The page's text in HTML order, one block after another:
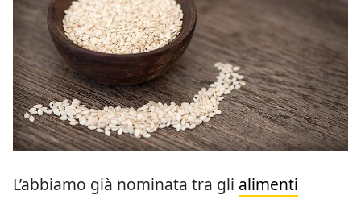
L’abbiamo già nominata tra gli alimenti